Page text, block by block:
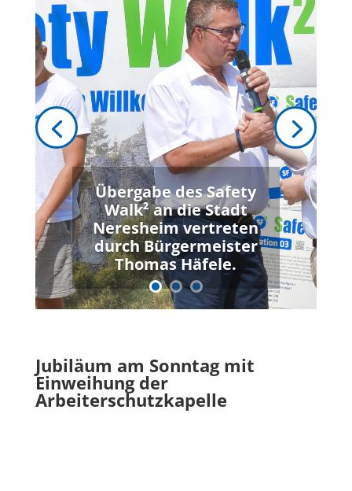
Übergabe des Safety
Walk² an die Stadt
Neresheim vertreten
durch Bürgermeister
Thomas Häfele.
Jubiläum am Sonntag mit
Einweihung der
Arbeiterschutzkapelle